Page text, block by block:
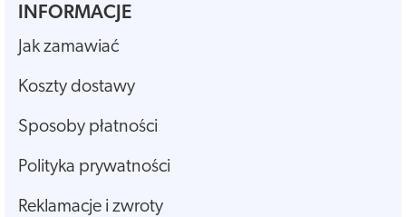
INFORMACJE
Jak zamawiać
Koszty dostawy
Sposoby płatności
Polityka prywatności
Reklamacje i zwroty